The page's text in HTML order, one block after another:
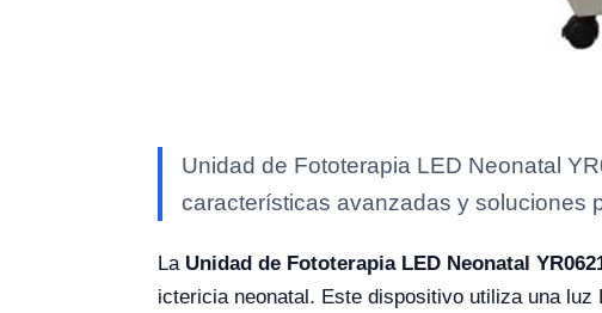
Unidad de Fototerapia LED Neonatal
características avanzadas y soluciones
La Unidad de Fototerapia LED Neonatal
ictericia neonatal. Este dispositivo utiliza una